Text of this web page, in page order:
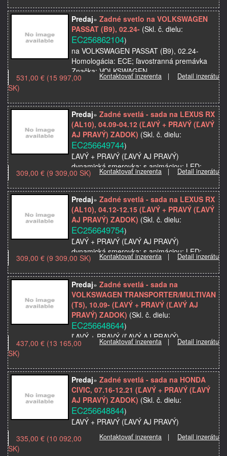
Názov dielu: Zadné svetlo
OE…
Predaj» Zadné svetlo na VOLKSWAGEN
PASSAT (B9), 02.24- (Skl. č. dielu:
EC256862104)
na VOLKSWAGEN PASSAT (B9), 02.24-
Homologácia: ECE; ľavostranná premávka
Značka: VOLKSWAGEN
Model použitia: PASSAT (B9), 02.24-
Názov die…
Kontaktovať inzerenta | Detail inzerátu
531,00 € (15 997,00
SK)
Predaj» Zadné svetlá - sada na LEXUS RX
(AL10), 04.09-04.12 (ĽAVÝ + PRAVÝ (ĽAVÝ
AJ PRAVÝ) ZADOK) (Skl. č. dielu:
EC256649744)
ĽAVÝ + PRAVÝ (ĽAVÝ AJ PRAVÝ)
dynamická smerovka; s animáciou; LED;
dymový;TUNING; chýba;
Značka: LEXUS
Model použitia: RX (AL10), 04.09-04.12
Strana: ľavá+pravá
Kva…
Kontaktovať inzerenta | Detail inzerátu
309,00 € (9 309,00 SK)
Predaj» Zadné svetlá - sada na LEXUS RX
(AL10), 04.12-12.15 (ĽAVÝ + PRAVÝ (ĽAVÝ
AJ PRAVÝ) ZADOK) (Skl. č. dielu:
EC256649754)
ĽAVÝ + PRAVÝ (ĽAVÝ AJ PRAVÝ)
dynamická smerovka; s animáciou; LED;
dymový;TUNING; chýba;
Značka: LEXUS
Model použitia: RX (AL10), 04.12-12.15
Strana: ľavá+pravá
Kva…
Kontaktovať inzerenta | Detail inzerátu
309,00 € (9 309,00 SK)
Predaj» Zadné svetlá - sada na
VOLKSWAGEN TRANSPORTER/MULTIVAN
(T5), 10.09- (ĽAVÝ + PRAVÝ (ĽAVÝ AJ
PRAVÝ) ZADOK) (Skl. č. dielu:
EC256648644)
ĽAVÝ + PRAVÝ (ĽAVÝ AJ PRAVÝ)
LED; dymový;TUNING;
Model použitia: TRANSPORTER/MULTIVAN
(T5), 10.09-
Strana: ľavá+pravá
Kvalita: Odporúčaná kvalita…
Kontaktovať inzerenta | Detail inzerátu
437,00 € (13 165,00
SK)
Predaj» Zadné svetlá - sada na HONDA
CIVIC, 07.16-12.21 (ĽAVÝ + PRAVÝ (ĽAVÝ
AJ PRAVÝ) ZADOK) (Skl. č. dielu:
EC256648844)
ĽAVÝ + PRAVÝ (ĽAVÝ AJ PRAVÝ)
Značka: HONDAKontaktovať inzerenta | Detail inzerátu
335,00 € (10 092,00
SK)